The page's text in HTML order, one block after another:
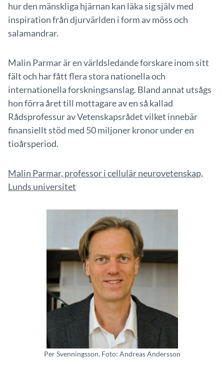
hur den mänskliga hjärnan kan läka sig själv med
inspiration från djurvärlden i form av möss och
salamandrar.
Malin Parmar är en världsledande forskare inom sitt
fält och har fått flera stora nationella och
internationella forskningsanslag. Bland annat utsågs
hon förra året till mottagare av en så kallad
Rådsprofessur av Vetenskapsrådet vilket innebär
finansiellt stöd med 50 miljoner kronor under en
tioårsperiod.
Malin Parmar, professor i cellulär neurovetenskap,
Lunds universitet
Per Svenningsson. Foto: Andreas Andersson